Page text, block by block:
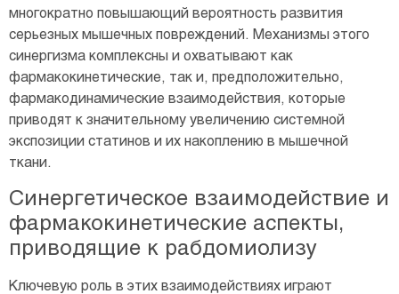
многократно повышающий вероятность развития
серьезных мышечных повреждений. Механизмы этого
синергизма комплексны и охватывают как
фармакокинетические, так и, предположительно,
фармакодинамические взаимодействия, которые
приводят к значительному увеличению системной
экспозиции статинов и их накоплению в мышечной
ткани.
Синергетическое взаимодействие и
фармакокинетические аспекты,
приводящие к рабдомиолизу
Ключевую роль в этих взаимодействиях играют